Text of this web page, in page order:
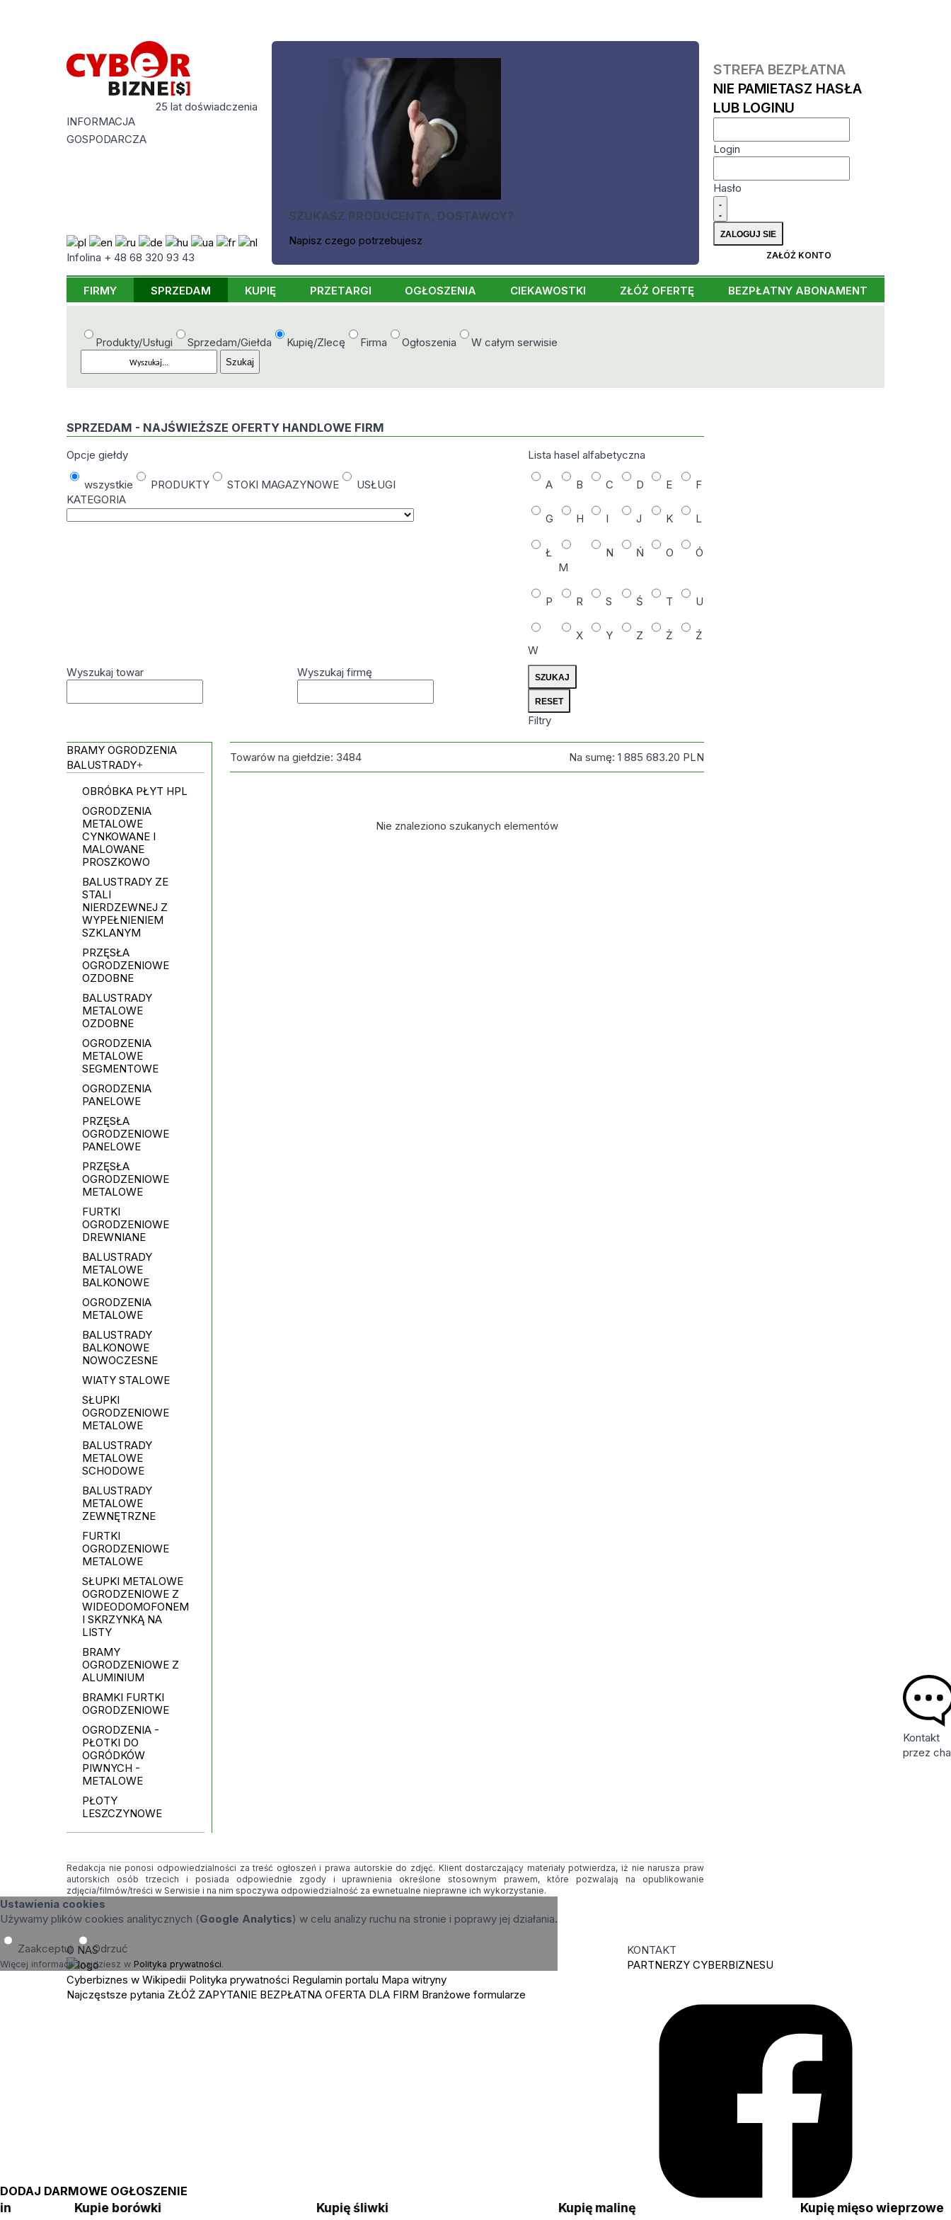
25 lat doświadczenia
INFORMACJA
GOSPODARCZA
Infolina + 48 68 320 93 43
SZUKASZ PRODUCENTA, DOSTAWCY?
Napisz czego potrzebujesz
STREFA BEZPŁATNA
NIE PAMIETASZ HASŁA
LUB LOGINU
Login
Hasło
ZAŁÓŻ KONTO
FIRMY SPRZEDAM KUPIĘ PRZETARGI OGŁOSZENIA CIEKAWOSTKI ZŁÓŻ OFERTĘ BEZPŁATNY ABONAMENT
Produkty/Usługi Sprzedam/Giełda Kupię/Zlecę Firma Ogłoszenia W całym serwisie
SPRZEDAM - NAJŚWIEŻSZE OFERTY HANDLOWE FIRM
Opcje giełdy
wszystkie PRODUKTY STOKI MAGAZYNOWE
USŁUGI
KATEGORIA
Lista hasel alfabetyczna
A B C D E F
G H I J K L
Ł
M
N Ń O Ó
P R S Ś T U
W
X Y Z Ż Ź
Wyszukaj towar Wyszukaj firmę
Filtry
BRAMY OGRODZENIA
BALUSTRADY+
OBRÓBKA PŁYT HPL
OGRODZENIA
METALOWE
CYNKOWANE I
MALOWANE
PROSZKOWO
BALUSTRADY ZE
STALI
NIERDZEWNEJ Z
WYPEŁNIENIEM
SZKLANYM
PRZĘSŁA
OGRODZENIOWE
OZDOBNE
BALUSTRADY
METALOWE
OZDOBNE
OGRODZENIA
METALOWE
SEGMENTOWE
OGRODZENIA
PANELOWE
PRZĘSŁA
OGRODZENIOWE
PANELOWE
PRZĘSŁA
OGRODZENIOWE
METALOWE
FURTKI
OGRODZENIOWE
DREWNIANE
BALUSTRADY
METALOWE
BALKONOWE
OGRODZENIA
METALOWE
BALUSTRADY
BALKONOWE
NOWOCZESNE
WIATY STALOWE
SŁUPKI
OGRODZENIOWE
METALOWE
BALUSTRADY
METALOWE
SCHODOWE
BALUSTRADY
METALOWE
ZEWNĘTRZNE
FURTKI
OGRODZENIOWE
METALOWE
SŁUPKI METALOWE
OGRODZENIOWE Z
WIDEODOMOFONEM
I SKRZYNKĄ NA
LISTY
BRAMY
OGRODZENIOWE Z
ALUMINIUM
BRAMKI FURTKI
OGRODZENIOWE
OGRODZENIA -
PŁOTKI DO
OGRÓDKÓW
PIWNYCH -
METALOWE
PŁOTY
LESZCZYNOWE
Towarów na giełdzie: 3484 Na sumę: 1 885 683.20 PLN
Nie znaleziono szukanych elementów
Redakcja nie ponosi odpowiedzialności za treść ogłoszeń i prawa autorskie do zdjęć. Klient dostarczający materiały potwierdza, iż nie narusza praw
autorskich osób trzecich i posiada odpowiednie zgody i uprawnienia określone stosownym prawem, które pozwalają na opublikowanie
zdjęcia/filmów/treści w Serwisie i na nim spoczywa odpowiedzialność za ewnetualne nieprawne ich wykorzystanie.
DODAJ DARMOWE OGŁOSZENIE
Kupie borówki Kupię śliwki Kupię malinę Kupię mięso
Kontakt
przez
Ustawienia cookies
Używamy plików cookies analitycznych (Google Analytics) w celu analizy ruchu na stronie i poprawy jej działania.
Zaakceptuj Odrzuć
Więcej informacji znajdziesz w Polityka prywatności.
O NAS
Cyberbiznes w Wikipedii Polityka prywatności Regulamin portalu Mapa witryny
Najczęstsze pytania ZŁÓŻ ZAPYTANIE BEZPŁATNA OFERTA DLA FIRM Branżowe formularze
KONTAKT
PARTNERZY CYBERBIZNESU